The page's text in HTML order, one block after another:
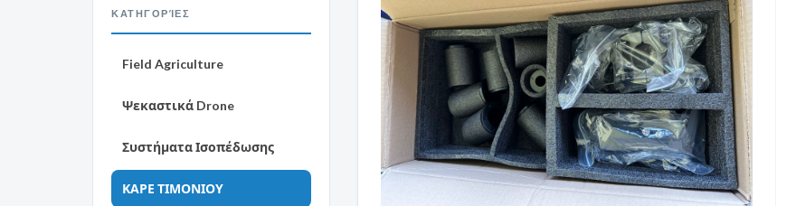
ΚΑΤΗΓΟΡΊΕΣ
Field Agriculture
Ψεκαστικά Drone
Συστήματα Ισοπέδωσης
ΚΑΡΕ ΤΙΜΟΝΙΟΥ